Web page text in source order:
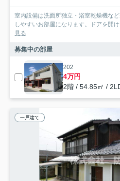
室内設備は洗面所独立・浴室乾燥機な
しやすいお部屋になります。ドアを開
見る
募集中の部屋
202
4万円
2階 / 54.85㎡ /
一戸建て